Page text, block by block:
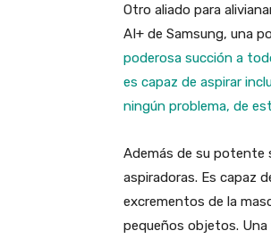
Otro aliado para
AI+ de Samsung, una
poderosa succión a
es capaz de aspirar
ningún problema, de
Además de su potente
aspiradoras. Es capaz
excrementos de la
pequeños objetos.